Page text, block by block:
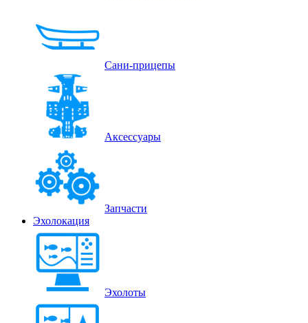
Сани-прицепы
Аксессуары
Запчасти
Эхолокация
Эхолоты